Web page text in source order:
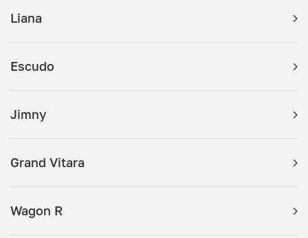
Liana
Escudo
Jimny
Grand Vitara
Wagon R